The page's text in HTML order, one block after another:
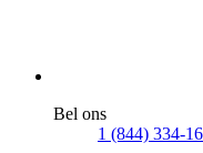
Bel ons
1 (844) 334-